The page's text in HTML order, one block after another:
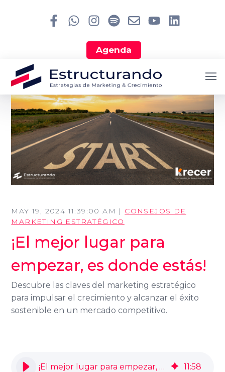
Agenda
Search
MAY 19, 2024 11:39:00 AM | CONSEJOS DE
MARKETING ESTRATÉGICO
¡El mejor lugar para
empezar, es donde estás!
Descubre las claves del marketing estratégico
para impulsar el crecimiento y alcanzar el éxito
sostenible en un mercado competitivo.
¡El mejor lugar para empezar, es donde estás! 11:58